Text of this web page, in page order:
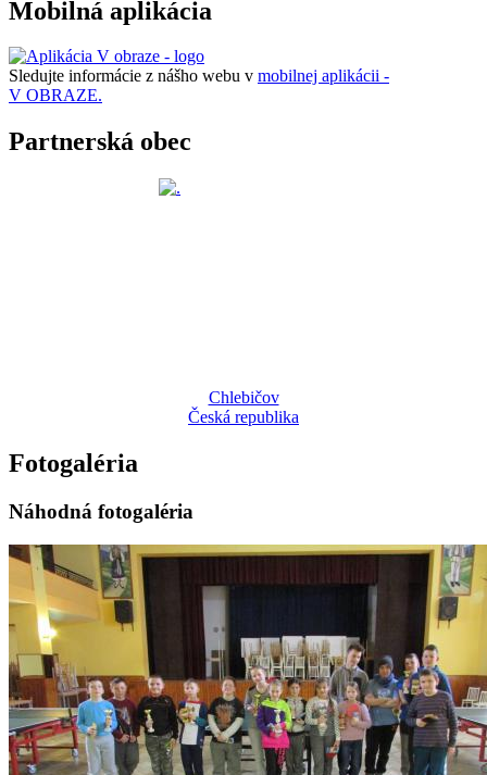
Mobilná aplikácia
Sledujte informácie z nášho webu v mobilnej aplikácii -
V OBRAZE.
Partnerská obec
Chlebičov
Česká republika
Fotogaléria
Náhodná fotogaléria